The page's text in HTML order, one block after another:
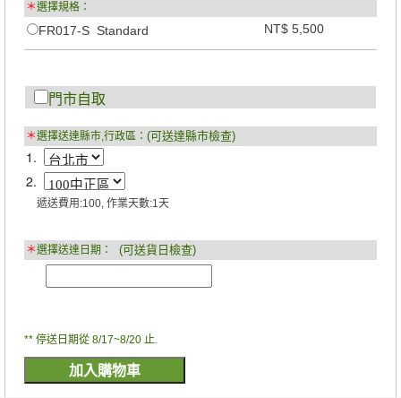
＊選擇規格：
FR017-S Standard NT$ 5,500
門市自取
＊選擇送達縣市,行政區： (可送達縣市檢查)
1.
2.
遞送費用:100, 作業天數:1天
＊選擇送達日期： (可送貨日檢查)
** 停送日期從 8/17~8/20 止.